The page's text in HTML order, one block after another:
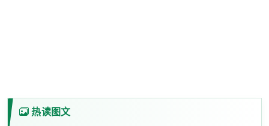
热读图文